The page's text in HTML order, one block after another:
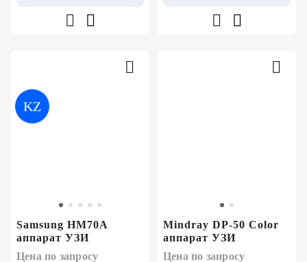
KZ
Samsung HM70A
аппарат УЗИ
Цена по запросу
Mindray DP-50 Color
аппарат УЗИ
Цена по запросу